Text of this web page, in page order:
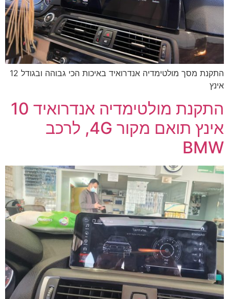
התקנת מסך מולטימדיה אנדרואיד באיכות הכי גבוהה ובגודל 12
אינץ
התקנת מולטימדיה אנדרואיד 10
אינץ תואם מקור 4G, לרכב
BMW